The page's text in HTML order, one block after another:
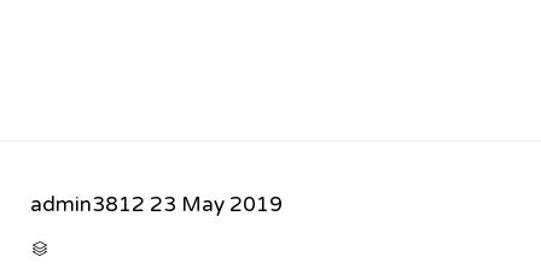
admin3812 23 May 2019
